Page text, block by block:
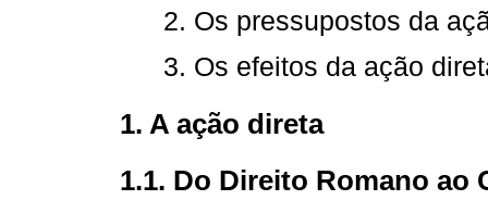
2. Os pressupostos da
3. Os efeitos da ação
1. A ação direta
1.1. Do Direito Romano ao